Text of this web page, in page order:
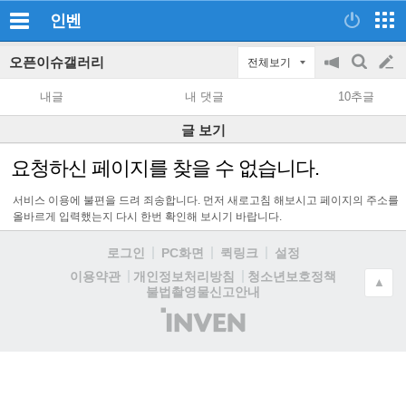
인벤
오픈이슈갤러리 전체보기
공
지
on/off
검
색
글
쓰
기
내글 내 댓글 10추글
글 보기
요청하신 페이지를 찾을 수 없습니다.
서비스 이용에 불편을 드려 죄송합니다. 먼저 새로고침 해보시고 페이지의 주소를
올바르게 입력했는지 다시 한번 확인해 보시기 바랍니다.
로그인 PC화면 퀵링크
설정
이용약관
개인정보처리방침
청소년보호정책
불법촬영물신고안내
(주)
인
▲